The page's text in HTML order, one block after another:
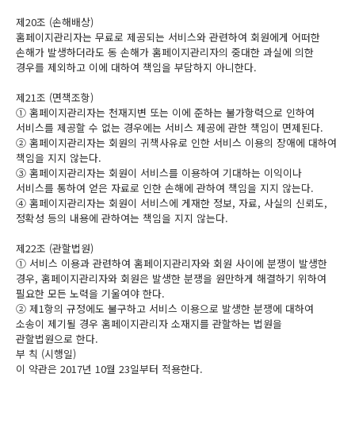
제20조 (손해배상)
홈페이지관리자는 무료로 제공되는 서비스와 관련하여 회원에게 어떠한
손해가 발생하더라도 동 손해가 홈페이지관리자의 중대한 과실에 의한
경우를 제외하고 이에 대하여 책임을 부담하지 아니한다.
제21조 (면책조항)
① 홈페이지관리자는 천재지변 또는 이에 준하는 불가항력으로 인하여
서비스를 제공할 수 없는 경우에는 서비스 제공에 관한 책임이 면제된다.
② 홈페이지관리자는 회원의 귀책사유로 인한 서비스 이용의 장애에 대하여
책임을 지지 않는다.
③ 홈페이지관리자는 회원이 서비스를 이용하여 기대하는 이익이나
서비스를 통하여 얻은 자료로 인한 손해에 관하여 책임을 지지 않는다.
④ 홈페이지관리자는 회원이 서비스에 게재한 정보, 자료, 사실의 신뢰도,
정확성 등의 내용에 관하여는 책임을 지지 않는다.
제22조 (관할법원)
① 서비스 이용과 관련하여 홈페이지관리자와 회원 사이에 분쟁이 발생한
경우, 홈페이지관리자와 회원은 발생한 분쟁을 원만하게 해결하기 위하여
필요한 모든 노력을 기울여야 한다.
② 제1항의 규정에도 불구하고 서비스 이용으로 발생한 분쟁에 대하여
소송이 제기될 경우 홈페이지관리자 소재지를 관할하는 법원을
관할법원으로 한다.
부 칙 (시행일)
이 약관은 2017년 10월 23일부터 적용한다.